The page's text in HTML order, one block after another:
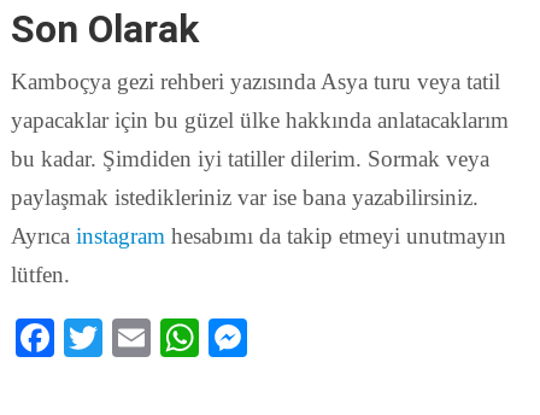
Son Olarak
Kamboçya gezi rehberi yazısında Asya turu veya tatil
yapacaklar için bu güzel ülke hakkında anlatacaklarım
bu kadar. Şimdiden iyi tatiller dilerim. Sormak veya
paylaşmak istedikleriniz var ise bana yazabilirsiniz.
Ayrıca instagram hesabımı da takip etmeyi unutmayın
lütfen.
Facebook
TwitterEmailWhatsApp